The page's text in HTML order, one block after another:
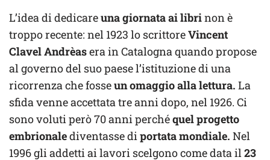
L’idea di dedicareuna giornata ai librinon è
troppo recente: nel 1923 lo scrittoreVincent
Clavel Andrèasera in Catalogna quando propose
al governo del suo paese l’istituzione di una
ricorrenza che fosseun omaggio alla lettura. La
sfida venne accettata tre anni dopo, nel 1926. Ci
sono voluti però 70 anni perchéquel progetto
embrionalediventasse di portata mondiale. Nel
1996 gli addetti ai lavori scelgono come data il 23